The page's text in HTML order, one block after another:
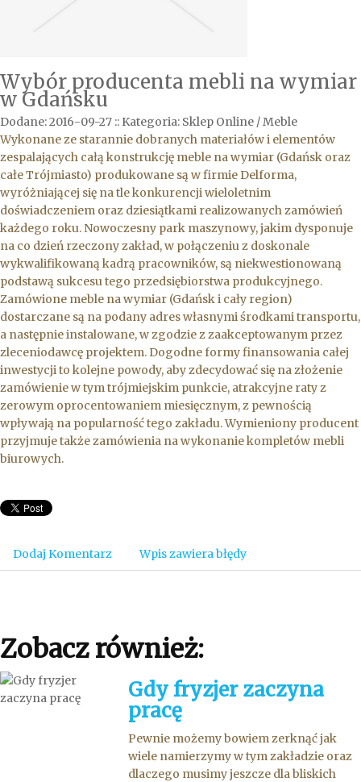
Wybór producenta mebli na wymiar
w Gdańsku
Dodane: 2016-09-27 :: Kategoria: Sklep Online / Meble
Wykonane ze starannie dobranych materiałów i elementów
zespalających całą konstrukcję meble na wymiar (Gdańsk oraz
całe Trójmiasto) produkowane są w firmie Delforma,
wyróżniającej się na tle konkurencji wieloletnim
doświadczeniem oraz dziesiątkami realizowanych zamówień
każdego roku. Nowoczesny park maszynowy, jakim dysponuje
na co dzień rzeczony zakład, w połączeniu z doskonale
wykwalifikowaną kadrą pracowników, są niekwestionowaną
podstawą sukcesu tego przedsiębiorstwa produkcyjnego.
Zamówione meble na wymiar (Gdańsk i cały region)
dostarczane są na podany adres własnymi środkami transportu,
a następnie instalowane, w zgodzie z zaakceptowanym przez
zleceniodawcę projektem. Dogodne formy finansowania całej
inwestycji to kolejne powody, aby zdecydować się na złożenie
zamówienie w tym trójmiejskim punkcie, atrakcyjne raty z
zerowym oprocentowaniem miesięcznym, z pewnością
wpływają na popularność tego zakładu. Wymieniony producent
przyjmuje także zamówienia na wykonanie kompletów mebli
biurowych.
Dodaj Komentarz Wpis zawiera błędy
Zobacz również:
Gdy fryzjer zaczyna
pracę
Pewnie możemy bowiem zerknąć jak
wiele namierzymy w tym zakładzie oraz
dlaczego musimy jeszcze dla bliskich